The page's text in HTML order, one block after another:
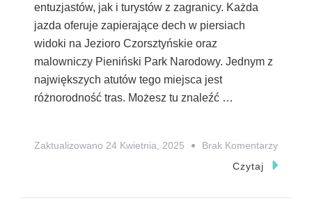
entuzjastów, jak i turystów z zagranicy. Każda
jazda oferuje zapierające dech w piersiach
widoki na Jezioro Czorsztyńskie oraz
malowniczy Pieniński Park Narodowy. Jednym z
największych atutów tego miejsca jest
różnorodność tras. Możesz tu znaleźć …
Zaktualizowano 24 Kwietnia, 2025 Brak KomentarzyDo
Czytaj